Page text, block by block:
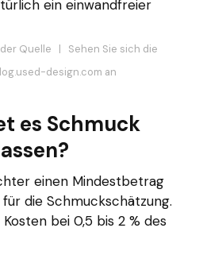
ein einwandfreier
Quelle | Sehen Sie sich die
design.com an
es Schmuck
einen Mindestbetrag
die Schmuckschätzung.
bei 0,5 bis 2 % des